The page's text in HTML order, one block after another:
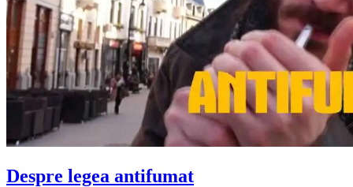
Despre legea antifumat